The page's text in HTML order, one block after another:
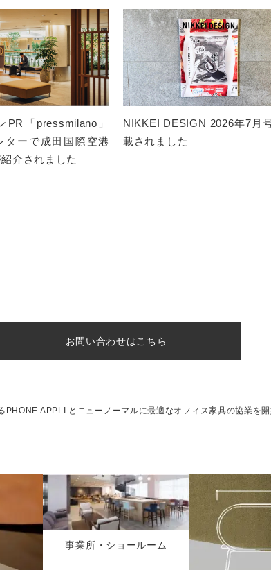
PR「pressmilano」
ターで成田国際空港
介されました
NIKKEI DESIGN 2026年7月
載されました
お問い合わせはこちら
PHONE APPLI とニューノーマルに最適なオフィス家具の協業を
事業所・ショールーム